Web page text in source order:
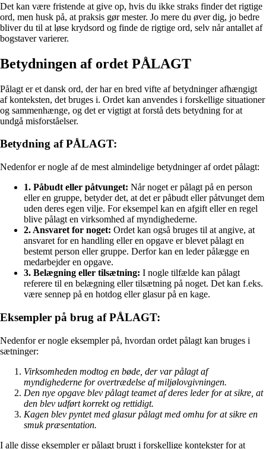
Det kan være fristende at give op, hvis du ikke straks finder det rigtige
ord, men husk på, at praksis gør mester. Jo mere du øver dig, jo bedre
bliver du til at løse krydsord og finde de rigtige ord, selv når antallet af
bogstaver varierer.
Betydningen af ordet PÅLAGT
Pålagt er et dansk ord, der har en bred vifte af betydninger afhængigt
af konteksten, det bruges i. Ordet kan anvendes i forskellige situationer
og sammenhænge, og det er vigtigt at forstå dets betydning for at
undgå misforståelser.
Betydning af PÅLAGT:
Nedenfor er nogle af de mest almindelige betydninger af ordet pålagt:
1. Påbudt eller påtvunget: Når noget er pålagt på en person
eller en gruppe, betyder det, at det er påbudt eller påtvunget dem
uden deres egen vilje. For eksempel kan en afgift eller en regel
blive pålagt en virksomhed af myndighederne.
2. Ansvaret for noget: Ordet kan også bruges til at angive, at
ansvaret for en handling eller en opgave er blevet pålagt en
bestemt person eller gruppe. Derfor kan en leder pålægge en
medarbejder en opgave.
3. Belægning eller tilsætning: I nogle tilfælde kan pålagt
referere til en belægning eller tilsætning på noget. Det kan f.eks.
være sennep på en hotdog eller glasur på en kage.
Eksempler på brug af PÅLAGT:
Nedenfor er nogle eksempler på, hvordan ordet pålagt kan bruges i
sætninger:
Virksomheden modtog en bøde, der var pålagt af
myndighederne for overtrædelse af miljølovgivningen.
Den nye opgave blev pålagt teamet af deres leder for at sikre, at
den blev udført korrekt og rettidigt.
Kagen blev pyntet med glasur pålagt med omhu for at sikre en
smuk præsentation.
I alle disse eksempler er pålagt brugt i forskellige kontekster for at